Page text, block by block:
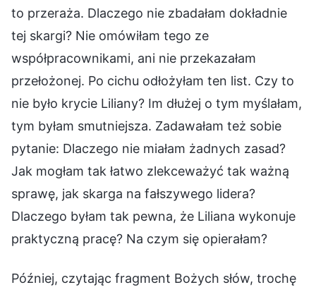
to przeraża. Dlaczego nie zbadałam dokładnie
tej skargi? Nie omówiłam tego ze
współpracownikami, ani nie przekazałam
przełożonej. Po cichu odłożyłam ten list. Czy to
nie było krycie Liliany? Im dłużej o tym myślałam,
tym byłam smutniejsza. Zadawałam też sobie
pytanie: Dlaczego nie miałam żadnych zasad?
Jak mogłam tak łatwo zlekceważyć tak ważną
sprawę, jak skarga na fałszywego lidera?
Dlaczego byłam tak pewna, że Liliana wykonuje
praktyczną pracę? Na czym się opierałam?
Później, czytając fragment Bożych słów, trochę